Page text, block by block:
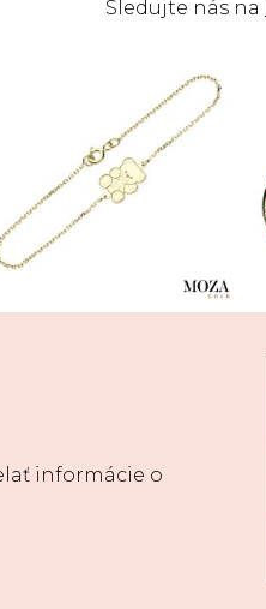
Sledujte nás na
informácie o